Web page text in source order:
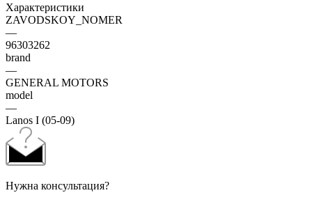
Характеристики
ZAVODSKOY_NOMER
—
96303262
brand
—
GENERAL MOTORS
model
—
Lanos I (05-09)
Нужна консультация?